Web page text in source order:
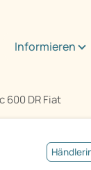
Informieren
600 DR Fiat